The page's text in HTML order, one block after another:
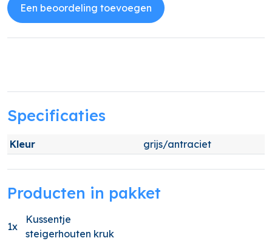
Een beoordeling toevoegen
Specificaties
Kleur grijs/antraciet
Producten in pakket
1x
Kussentje
steigerhouten kruk